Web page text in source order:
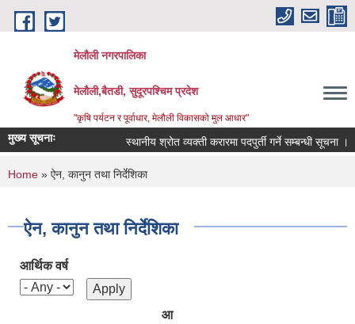
Skip to main content
मेलौली नगरपालिका
मेलौली,बैतडी, सुदूरपश्‍चिम प्रदेश
"कृषि पर्यटन र पूर्वाधार, मेलौली विकासको मुल आधार"
मुख्य सूचनाः स्थानीय श्रोत व्यक्ती करारमा पदपुर्ती गर्ने सम्बन्धी सूचना ।
You are here
Home » ऐन, कानुन तथा निर्देशिका
ऐन, कानुन तथा निर्देशिका
आर्थिक वर्ष
आ